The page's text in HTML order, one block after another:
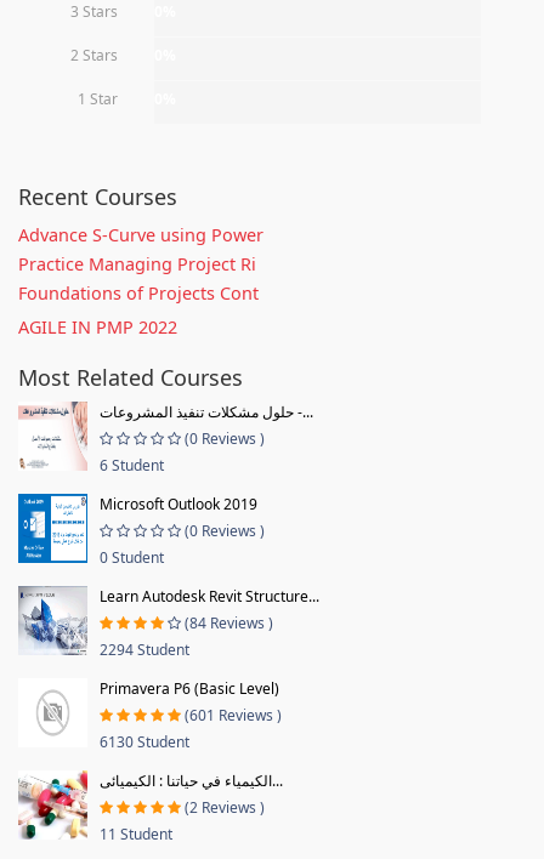
3 Stars
2 Stars
1 Star
Recent Courses
Advance S-Curve using Power
Practice Managing Project Ri
Foundations of Projects Cont
AGILE IN PMP 2022
Most Related Courses
حلول مشكلات تنفيذ المشروعات -...
(0 Reviews )
6 Student
Microsoft Outlook 2019
(0 Reviews )
0 Student
Learn Autodesk Revit Structure...
(84 Reviews )
2294 Student
Primavera P6 (Basic Level)
(601 Reviews )
6130 Student
الكيمياء في حياتنا : الكيميائى...
(2 Reviews )
11 Student